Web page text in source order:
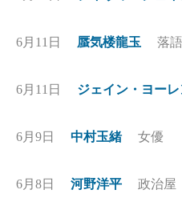
6月11日 蜃気楼龍玉 落
6月11日 ジェイン・ヨーレ
6月9日 中村玉緒 女優
6月8日 河野洋平 政治屋